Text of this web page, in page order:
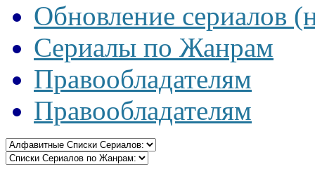
Обновление сериалов
Сериалы по Жанрам
Правообладателям
Правообладателям